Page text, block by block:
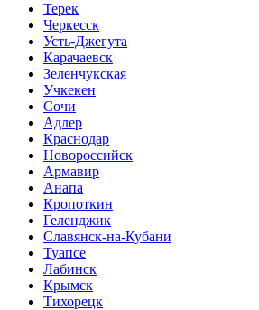
Терек
Черкесск
Усть-Джегута
Карачаевск
Зеленчукская
Учкекен
Сочи
Адлер
Краснодар
Новороссийск
Армавир
Анапа
Кропоткин
Геленджик
Славянск-на-Кубани
Туапсе
Лабинск
Крымск
Тихорецк